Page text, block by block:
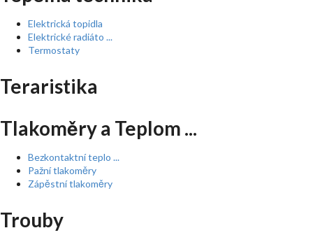
Elektrická topidla
Elektrické radiáto ...
Termostaty
Teraristika
Tlakoměry a Teplom ...
Bezkontaktní teplo ...
Pažní tlakoměry
Zápěstní tlakoměry
Trouby